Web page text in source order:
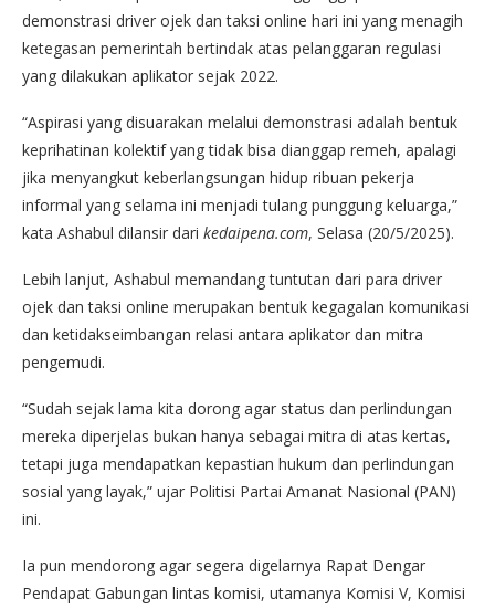
demonstrasi driver ojek dan taksi online hari ini yang menagih
ketegasan pemerintah bertindak atas pelanggaran regulasi
yang dilakukan aplikator sejak 2022.
“Aspirasi yang disuarakan melalui demonstrasi adalah bentuk
keprihatinan kolektif yang tidak bisa dianggap remeh, apalagi
jika menyangkut keberlangsungan hidup ribuan pekerja
informal yang selama ini menjadi tulang punggung keluarga,”
kata Ashabul dilansir dari kedaipena.com, Selasa (20/5/2025).
Lebih lanjut, Ashabul memandang tuntutan dari para driver
ojek dan taksi online merupakan bentuk kegagalan komunikasi
dan ketidakseimbangan relasi antara aplikator dan mitra
pengemudi.
“Sudah sejak lama kita dorong agar status dan perlindungan
mereka diperjelas bukan hanya sebagai mitra di atas kertas,
tetapi juga mendapatkan kepastian hukum dan perlindungan
sosial yang layak,” ujar Politisi Partai Amanat Nasional (PAN)
ini.
Ia pun mendorong agar segera digelarnya Rapat Dengar
Pendapat Gabungan lintas komisi, utamanya Komisi V, Komisi